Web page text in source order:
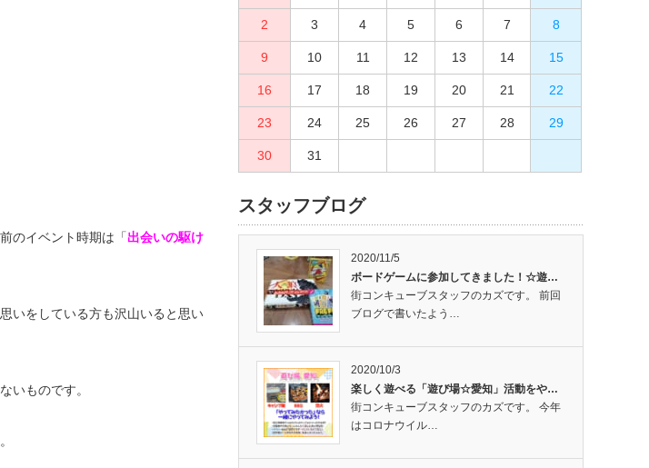
のイベント時期は「出会いの駆け
いをしている方も沢山いると思い
いものです。
2 3 4 5 6 7 8
9 10 11 12 13 14 15
16 17 18 19 20 21 22
23 24 25 26 27 28 29
30 31
6 7 8 9 10 11 12
13 14 15 16 17 18 19
20 21 22 23 24 25 26
27 28 29 30
スタッフブログ
2020/11/5
ボードゲームに参加してきました！☆遊…
街コンキューブスタッフのカズです。 前回
ブログで書いたよう…
2020/10/3
楽しく遊べる「遊び場☆愛知」活動をや…
街コンキューブスタッフのカズです。 今年
はコロナウイル…